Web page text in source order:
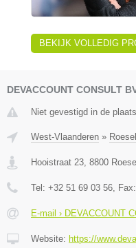
BEKIJK VOLLEDIG
DEVACCOUNT CONSULT
Niet gevestigd in de
West-Vlaanderen »
Hooistraat 23 8800
Tel: +32 51 69 03 56 , Fax:
E-mail › DEVACCOUNT
Website: https://